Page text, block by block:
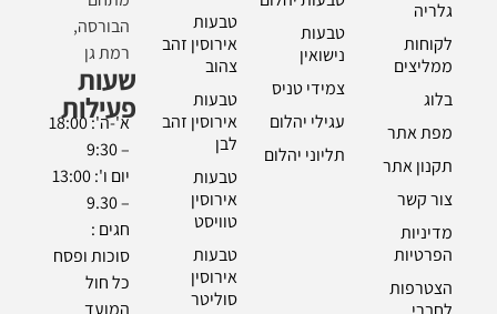
גלריה
לקוחות
ממליצים
בלוג
מפת אתר
תקנון אתר
צור קשר
מדיניות
הפרטיות
הצטרפות
טבעות
נישואין
צמידי טניס
עגילי יהלום
תליוני יהלום
טבעות
אירוסין זהב
צהוב
טבעות
אירוסין זהב
לבן
טבעות
אירוסין
טוויסט
טבעות
אירוסין
סוליטר
הבורסה,
רמת גן
שעות
פעילות
א'-ה': 18:00
– 9:30
יום ו': 13:00
– 9.30
חגים :
סוכות ופסח
כל חול
המועד